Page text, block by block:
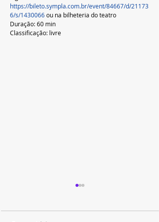
https://bileto.sympla.com.br/event/84667/d/21173
6/s/1430066 ou na bilheteria do teatro
Duração: 60 min
Classificação: livre